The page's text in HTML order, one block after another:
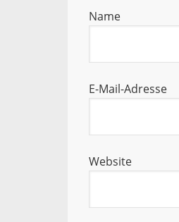
Name
E-Mail-Adresse
Website